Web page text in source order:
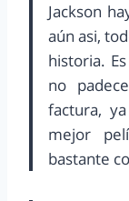
Jackson
aún asi,
historia.
no
factura,
mejor
bastante